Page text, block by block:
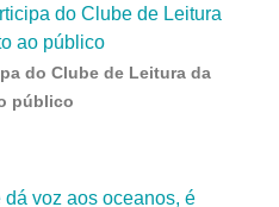
do Clube de Leitura da
público